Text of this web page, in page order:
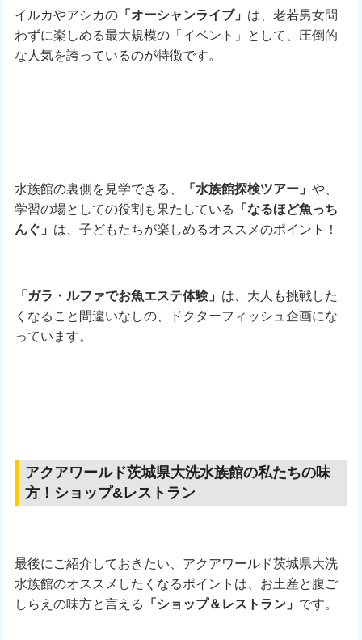
イルカやアシカの「オーシャンライブ」 は、老若男女問
わずに楽しめる最大規模の「イベント」として、圧倒的
な人気を誇っているのが特徴です。
水族館の裏側を見学できる、 「水族館探検ツアー」 や、
学習の場としての役割も果たしている 「なるほど魚っち
んぐ」 は、子どもたちが楽しめるオススメのポイント！
「ガラ・ルファでお魚エステ体験」 は、大人も挑戦した
くなること間違いなしの、ドクターフィッシュ企画にな
っています。
アクアワールド茨城県大洗水族館の私たちの味
方！ショップ&レストラン
最後にご紹介しておきたい、アクアワールド茨城県大洗
水族館のオススメしたくなるポイントは、お土産と腹ご
しらえの味方と言える 「ショップ＆レストラン」 です。